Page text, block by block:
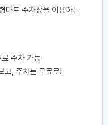
마트 주차장을 이용하는
주차 가능
고, 주차는 무료로!